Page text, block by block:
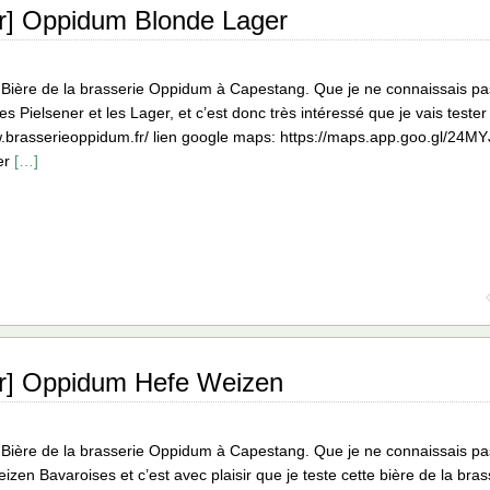
Oppidum Blonde Lager
de la brasserie Oppidum à Capestang. Que je ne connaissais
Pielsener et les Lager, et c’est donc très intéressé que je vais
lien google maps: https://maps.app.goo.gl/
[…]
Oppidum Hefe Weizen
de la brasserie Oppidum à Capestang. Que je ne connaissais
Bavaroises et c’est avec plaisir que je teste cette bière de la